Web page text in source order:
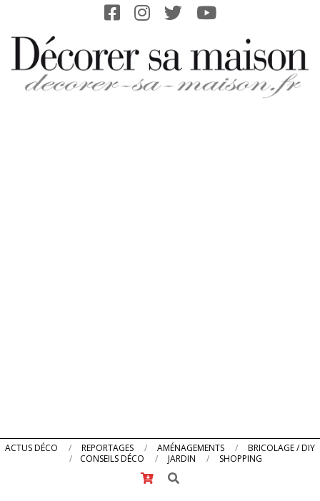
content
Primary
ACTUS DÉCO REPORTAGES AMÉNAGEMENTS
BRICOLAGE / DIY
CONSEILS DÉCO
JARDIN
SHOPPING
Search